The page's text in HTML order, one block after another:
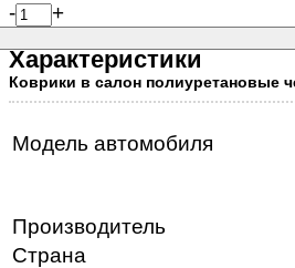
- +
Характеристики
Коврики в салон полиуретановые
Модель автомобиля
Производитель
Страна